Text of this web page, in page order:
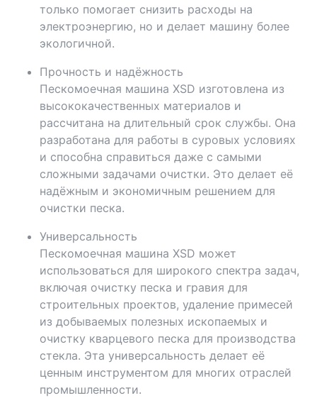
только помогает снизить расходы на
электроэнергию, но и делает машину более
экологичной.
Прочность и надёжность
Пескомоечная машина XSD изготовлена ​​из
высококачественных материалов и
рассчитана на длительный срок службы. Она
разработана для работы в суровых условиях
и способна справиться даже с самыми
сложными задачами очистки. Это делает её
надёжным и экономичным решением для
очистки песка.
Универсальность
Пескомоечная машина XSD может
использоваться для широкого спектра задач,
включая очистку песка и гравия для
строительных проектов, удаление примесей
из добываемых полезных ископаемых и
очистку кварцевого песка для производства
стекла. Эта универсальность делает её
ценным инструментом для многих отраслей
промышленности.